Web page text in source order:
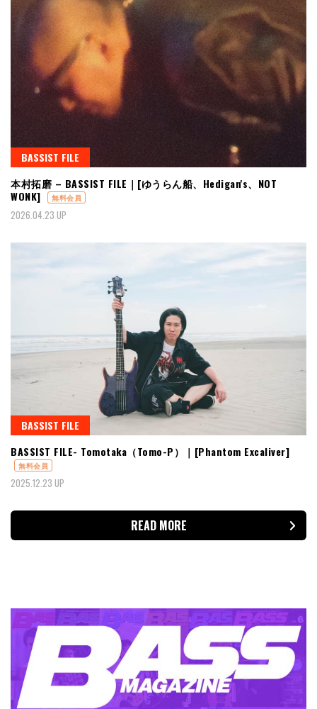
BASSIST FILE
本村拓磨 – BASSIST FILE｜[ゆうらん船、Hedigan's、NOT
WONK]
無料会員
2026.04.23 UP
BASSIST FILE
BASSIST FILE- Tomotaka（Tomo-P）｜[Phantom Excaliver]
無料会員
2025.12.23 UP
READ MORE